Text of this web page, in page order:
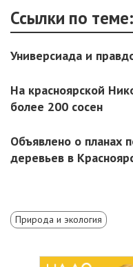
Ссылки по теме:
Универсиада и
На красноярской
более 200 сосен
Объявлено о планах
деревьев в
Природа и экология